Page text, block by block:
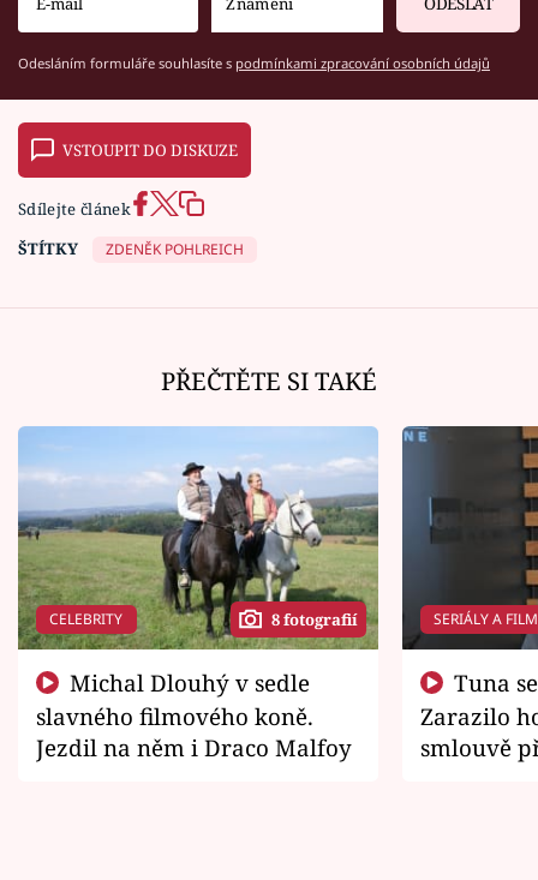
Odesláním formuláře souhlasíte s podmínkami zpracování osobních údajů
VSTOUPIT DO DISKUZE
Sdílejte článek
ŠTÍTKY
ZDENĚK POHLREICH
PŘEČTĚTE SI TAKÉ
CELEBRITY 8 fotografií
slavného filmového koně.
Jezdil na něm i Draco Malfoy
SERIÁLY A
Zarazilo
smlouvě